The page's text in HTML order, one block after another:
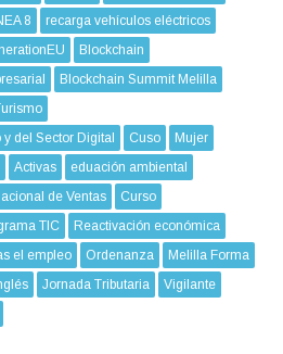
8
recarga vehículos eléctricos
Blockchain
Blockchain Summit Melilla
del Sector Digital
Cuso
Mujer
Activas
eduación ambiental
de Ventas
Curso
TIC
Reactivación económica
el empleo Ordenanza
Melilla Forma
Jornada Tributaria
Vigilante